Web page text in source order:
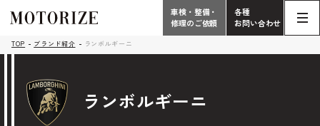
こだわり
Phone
電話受付時間 10:00 - 18:30（月曜定休）
Contact
車検・整備・
修理のご依頼
各種
お問い合わせ
TOP ブランド紹介 ランボルギーニ
ランボルギーニ